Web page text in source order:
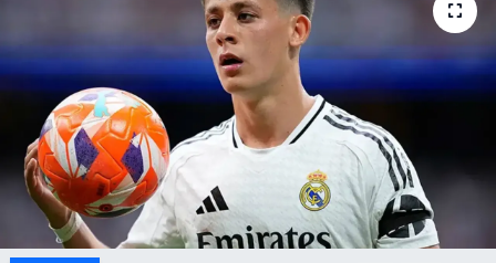
Ekonomi
Emet
Foto Galeri
Gediz